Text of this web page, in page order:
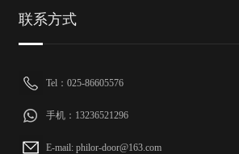
联系方式
Tel：025-86605576
手机：13236521296
E-mail: philor-door@163.com